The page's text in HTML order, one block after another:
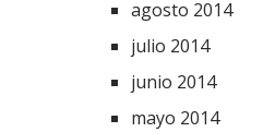
agosto 2014
julio 2014
junio 2014
mayo 2014